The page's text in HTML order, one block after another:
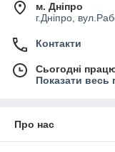
м. Дніпро
г.Дніпро,
Контакти
Сьогодні
Показати весь
Про нас